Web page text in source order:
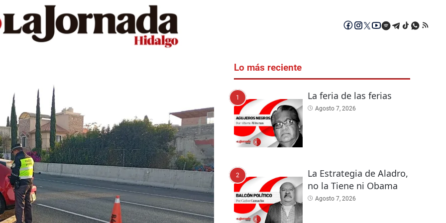
Lo más reciente
1 La feria de las ferias
Agosto 7, 2026
2
La Estrategia de Aladro,
no la Tiene ni Obama
Agosto 7, 2026